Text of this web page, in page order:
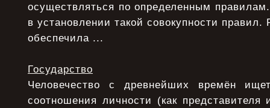
осуществляться по определенным
в установлении такой совокупности
обеспечила ...
Государство
Человечество с древнейших времён
соотношения личности (как представителя